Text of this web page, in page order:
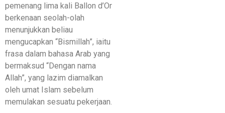
pemenang lima kali Ballon d’Or
berkenaan seolah-olah
menunjukkan beliau
mengucapkan “Bismillah”, iaitu
frasa dalam bahasa Arab yang
bermaksud “Dengan nama
Allah”, yang lazim diamalkan
oleh umat Islam sebelum
memulakan sesuatu pekerjaan.